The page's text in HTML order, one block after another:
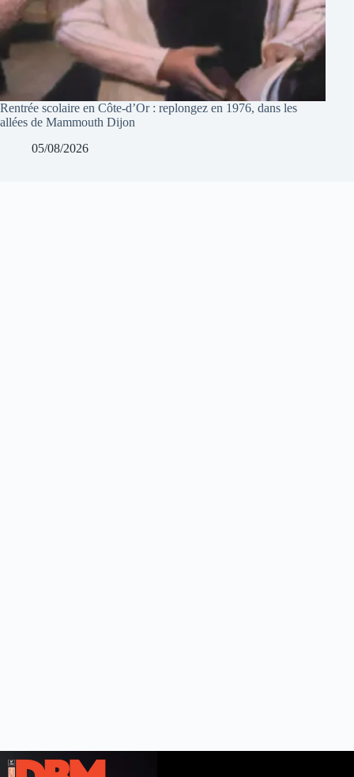
Rentrée scolaire en Côte-d’Or : replongez en 1976, dans les
allées de Mammouth Dijon
05/08/2026